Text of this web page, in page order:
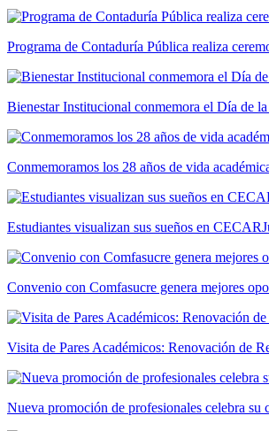
Programa de Contaduría Pública realiza
Bienestar Institucional conmemora el Día de
Conmemoramos los 28 años de vida
Estudiantes visualizan sus sueños en CECAR
Convenio con Comfasucre genera mejores
Visita de Pares Académicos: Renovación de
Nueva promoción de profesionales celebra su